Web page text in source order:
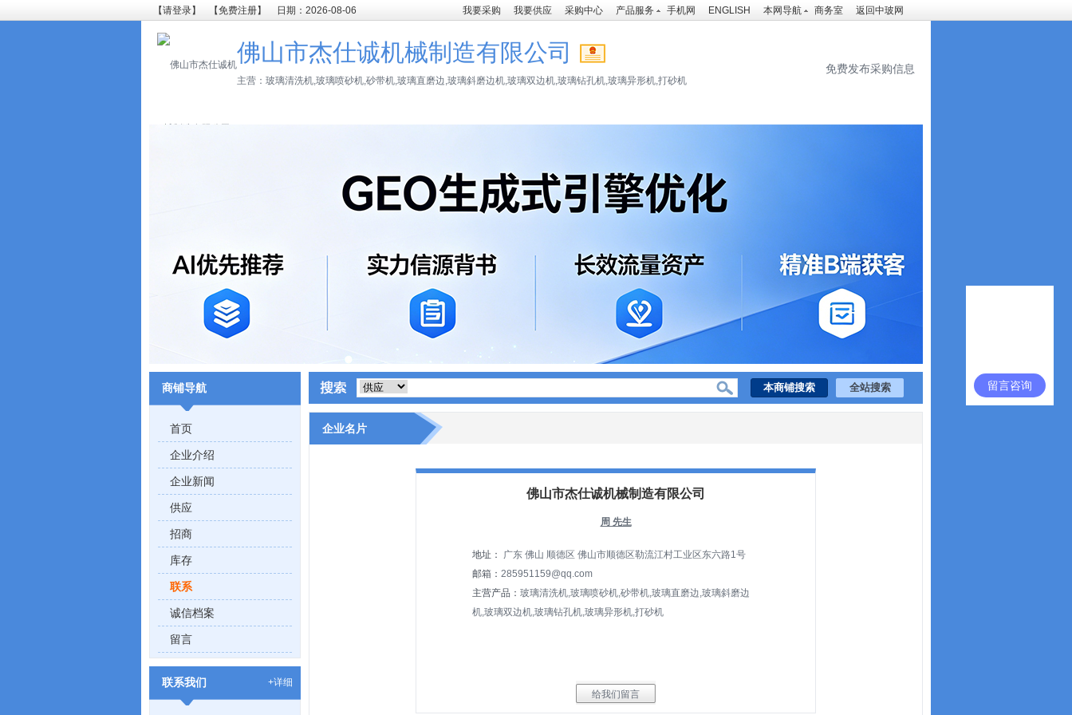
【请登录】 【免费注册】 日期：2026-08-06 我要采购 我要供应 采购中心 产品服务 手机网 ENGLISH 本网导航 商务室 返回中玻网
佛山市杰仕诚机械制造有限公司
主营：玻璃清洗机,玻璃喷砂机,砂带机,玻璃直磨边,玻璃斜磨边机,玻璃双边机,玻璃钻孔机,玻璃异形机,打砂机
免费发布采购信息
企业名片
佛山市杰仕诚机械制造有限公司
周 先生
地址：
广东 佛山 顺德区 佛山市顺德区勒流江村工业区东六路1号
邮箱： 285951159@qq.com
主营产品： 玻璃清洗机,玻璃喷砂机,砂带机,玻璃直磨边,玻璃斜磨边
机,玻璃双边机,玻璃钻孔机,玻璃异形机,打砂机
给我们留言
商铺导航
首页
企业介绍
企业新闻
供应
招商
库存
联系
诚信档案
留言
联系我们 +详细
留言咨询